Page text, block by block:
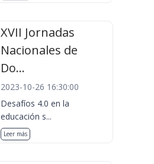
XVII Jornadas
Nacionales de
Do...
2023-10-26 16:30:00
Desafíos 4.0 en la
educación s...
Leer más